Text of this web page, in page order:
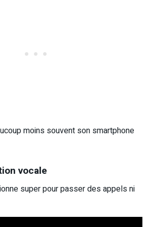
moins souvent son smartphone
vocale
super pour passer des appels ni